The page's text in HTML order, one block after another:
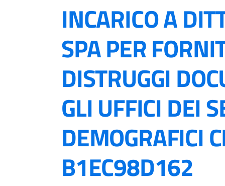
INCARICO A
SPA PER
DISTRUGGI
GLI UFFICI DEI
DEMOGRAFICI
B1EC98D162